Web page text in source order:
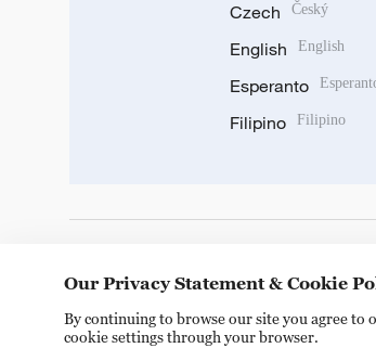
Czech Český
English English
Esperanto
Filipino Filipino
Our Privacy Statement & Cookie
By continuing to browse our site you agree to
cookie settings through your browser.